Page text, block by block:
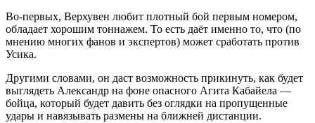
Во-первых, Верхувен любит плотный бой первым номером,
обладает хорошим тоннажем. То есть даёт именно то, что (по
мнению многих фанов и экспертов) может сработать против
Усика.
Другими словами, он даст возможность прикинуть, как будет
выглядеть Александр на фоне опасного Агита Кабайела —
бойца, который будет давить без оглядки на пропущенные
удары и навязывать размены на ближней дистанции.